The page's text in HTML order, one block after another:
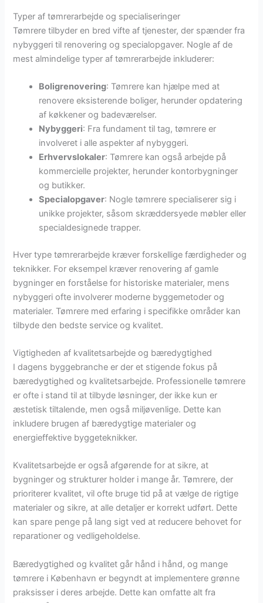
Typer af tømrerarbejde og specialiseringer
Tømrere tilbyder en bred vifte af tjenester, der spænder fra
nybyggeri til renovering og specialopgaver. Nogle af de
mest almindelige typer af tømrerarbejde inkluderer:
Boligrenovering: Tømrere kan hjælpe med at
renovere eksisterende boliger, herunder opdatering
af køkkener og badeværelser.
Nybyggeri: Fra fundament til tag, tømrere er
involveret i alle aspekter af nybyggeri.
Erhvervslokaler: Tømrere kan også arbejde på
kommercielle projekter, herunder kontorbygninger
og butikker.
Specialopgaver: Nogle tømrere specialiserer sig i
unikke projekter, såsom skræddersyede møbler eller
specialdesignede trapper.
Hver type tømrerarbejde kræver forskellige færdigheder og
teknikker. For eksempel kræver renovering af gamle
bygninger en forståelse for historiske materialer, mens
nybyggeri ofte involverer moderne byggemetoder og
materialer. Tømrere med erfaring i specifikke områder kan
tilbyde den bedste service og kvalitet.
Vigtigheden af kvalitetsarbejde og bæredygtighed
I dagens byggebranche er der et stigende fokus på
bæredygtighed og kvalitetsarbejde. Professionelle tømrere
er ofte i stand til at tilbyde løsninger, der ikke kun er
æstetisk tiltalende, men også miljøvenlige. Dette kan
inkludere brugen af bæredygtige materialer og
energieffektive byggeteknikker.
Kvalitetsarbejde er også afgørende for at sikre, at
bygninger og strukturer holder i mange år. Tømrere, der
prioriterer kvalitet, vil ofte bruge tid på at vælge de rigtige
materialer og sikre, at alle detaljer er korrekt udført. Dette
kan spare penge på lang sigt ved at reducere behovet for
reparationer og vedligeholdelse.
Bæredygtighed og kvalitet går hånd i hånd, og mange
tømrere i København er begyndt at implementere grønne
praksisser i deres arbejde. Dette kan omfatte alt fra